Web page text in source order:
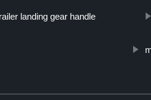
landing gear handle